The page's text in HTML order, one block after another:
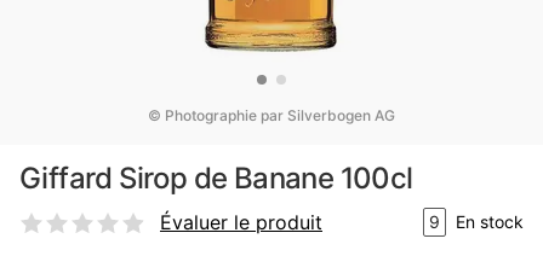
© Photographie par Silverbogen AG
Giffard Sirop de Banane 100cl
Évaluer le produit 9 En stock